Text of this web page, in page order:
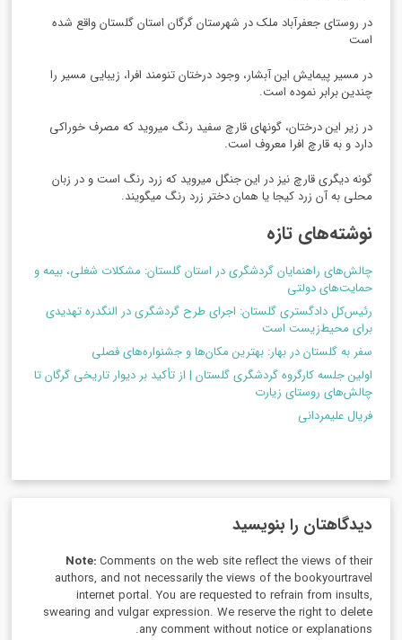
در روستای جعفرآباد ملک در شهرستان گرگان استان گلستان واقع شده
است
در مسیر پیمایش این آبشار، وجود درختان تنومند افرا، زیبایی مسیر را
چندین برابر نموده است.
در زیر این درختان، گونه­ای قارچ سفید رنگ می­روید که مصرف خوراکی
دارد و به قارچ افرا معروف است.
گونه دیگری قارچ نیز در این جنگل می­روید که زرد رنگ است و در زبان
محلی به آن زرد کیجا یا همان دختر زرد رنگ می­گویند.
نوشته‌های تازه
چالش‌های راهنمایان گردشگری در استان گلستان: مشکلات شغلی، بیمه و
حمایت‌های دولتی
رئیس‌کل دادگستری گلستان: اجرای طرح گردشگری در النگدره تهدیدی
برای محیط‌زیست است
سفر به گلستان در بهار: بهترین مکان‌ها و جشنواره‌های فصلی
اولین جلسه کارگروه گردشگری گلستان | از تأکید بر دیوار تاریخی گرگان تا
چالش‌های روستای زیارت
فریال علیمردانی
دیدگاهتان را بنویسید
Note:Comments on the web site reflect the views of their
authors, and not necessarily the views of the bookyourtravel
internet portal. You are requested to refrain from insults,
swearing and vulgar expression. We reserve the right to delete
any comment without notice or explanations.